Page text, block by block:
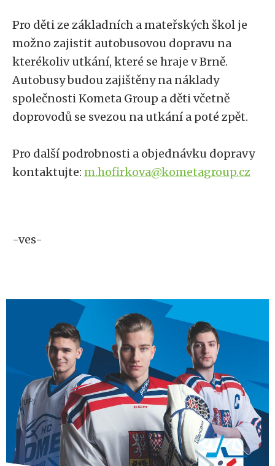
Pro děti ze základních a mateřských škol je
možno zajistit autobusovou dopravu na
kterékoliv utkání, které se hraje v Brně.
Autobusy budou zajištěny na náklady
společnosti Kometa Group a děti včetně
doprovodů se svezou na utkání a poté zpět.
Pro další podrobnosti a objednávku dopravy
kontaktujte: m.hofirkova@kometagroup.cz
-ves-